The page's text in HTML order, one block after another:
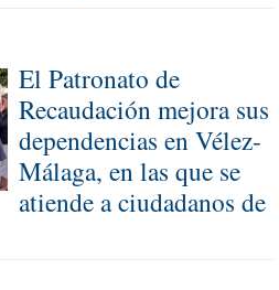
El Patronato de
Recaudación mejora sus
dependencias en Vélez-
Málaga, en las que se
atiende a ciudadanos de